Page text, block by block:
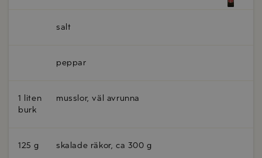
salt
peppar
1 liten
burk
musslor, väl avrunna
125 g skalade räkor, ca 300 g